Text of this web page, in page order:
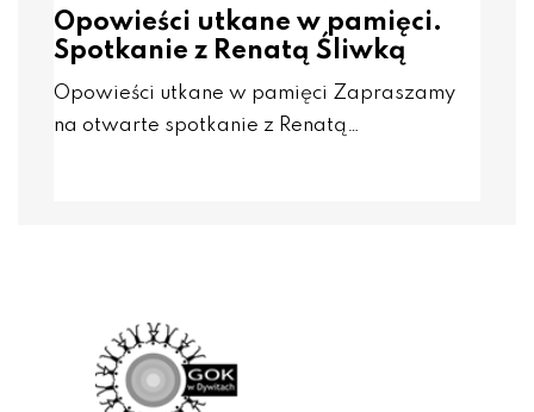
Opowieści utkane w pamięci.
Spotkanie z Renatą Śliwką
Opowieści utkane w pamięci Zapraszamy
na otwarte spotkanie z Renatą…